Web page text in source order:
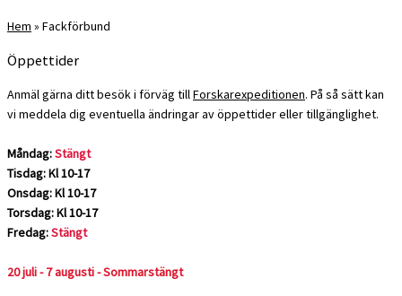
Hem » Fackförbund
Öppettider
Anmäl gärna ditt besök i förväg tillForskarexpeditionen. På så sätt kan
vi meddela dig eventuella ändringar av öppettider eller tillgänglighet.
Måndag:Stängt
Tisdag: Kl 10-17
Onsdag: Kl 10-17
Torsdag: Kl 10-17
Fredag:Stängt
20 juli - 7 augusti - Sommarstängt